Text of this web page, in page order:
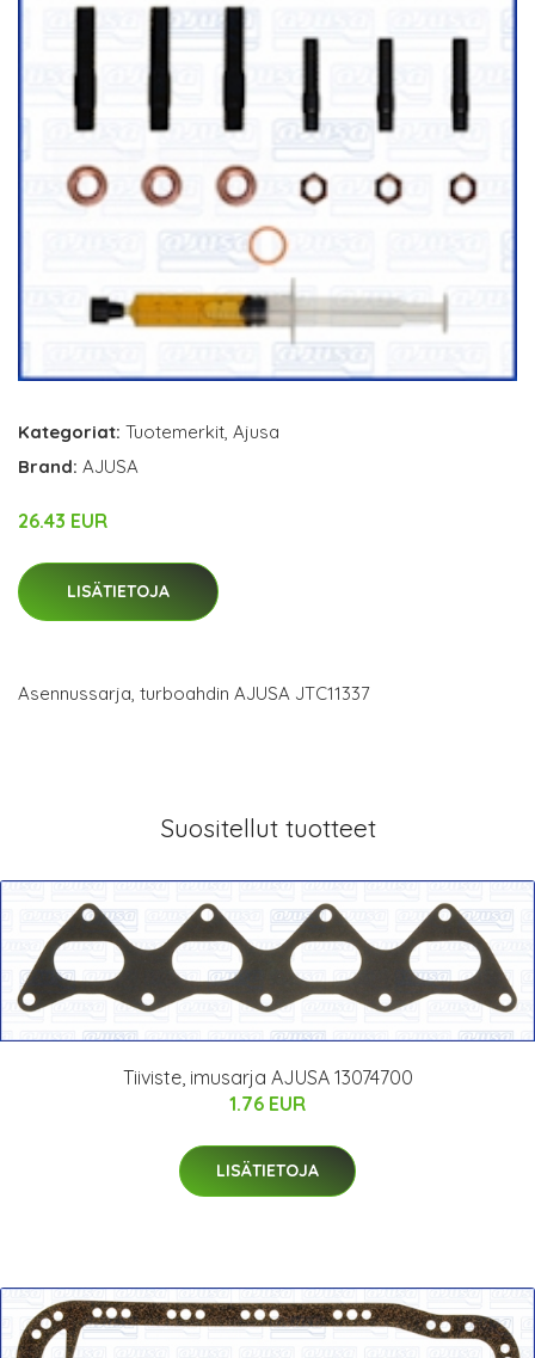
Kategoriat: Tuotemerkit, Ajusa
Brand: AJUSA
26.43 EUR
LISÄTIETOJA
Asennussarja, turboahdin AJUSA JTC11337
Suositellut tuotteet
Tiiviste, imusarja AJUSA 13074700
1.76 EUR
LISÄTIETOJA